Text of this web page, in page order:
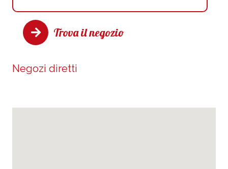
Trova il negozio
Negozi diretti